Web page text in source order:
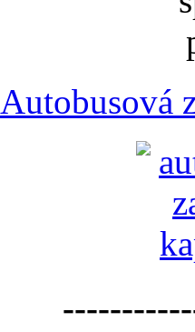
Autobusová